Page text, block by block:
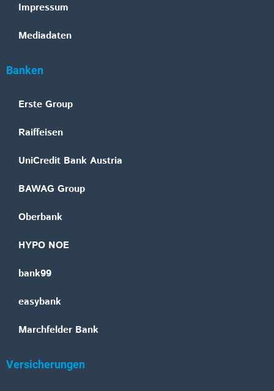
Impressum
Mediadaten
Banken
Erste Group
Raiffeisen
UniCredit Bank Austria
BAWAG Group
Oberbank
HYPO NOE
bank99
easybank
Marchfelder Bank
Versicherungen